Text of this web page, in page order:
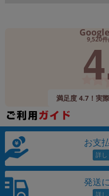
Google
9,520件
満足度 4.7！実
お支
発送